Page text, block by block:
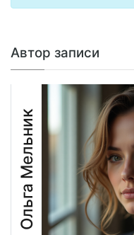
Автор записи
Ольга Мельник